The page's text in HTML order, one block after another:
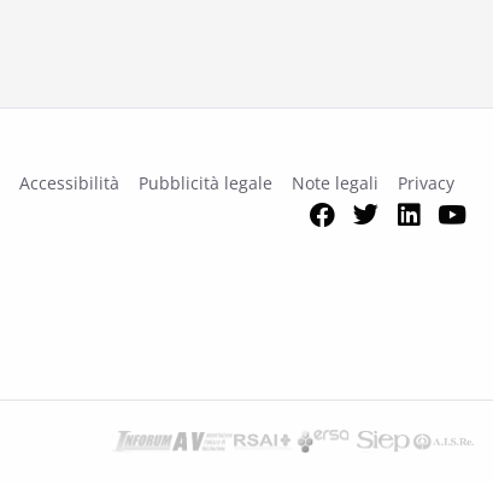
Accessibilità Pubblicità legale Note legali Privacy
Facebook
Twitter